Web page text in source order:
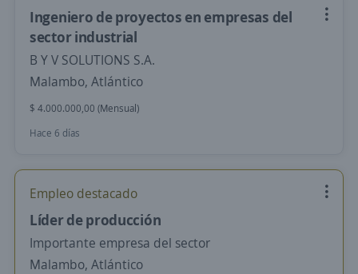
Ingeniero de proyectos en empresas del
sector industrial
B Y V SOLUTIONS S.A.
Malambo, Atlántico
$ 4.000.000,00 (Mensual)
Hace 6 días
Empleo destacado
Líder de producción
Importante empresa del sector
Malambo, Atlántico